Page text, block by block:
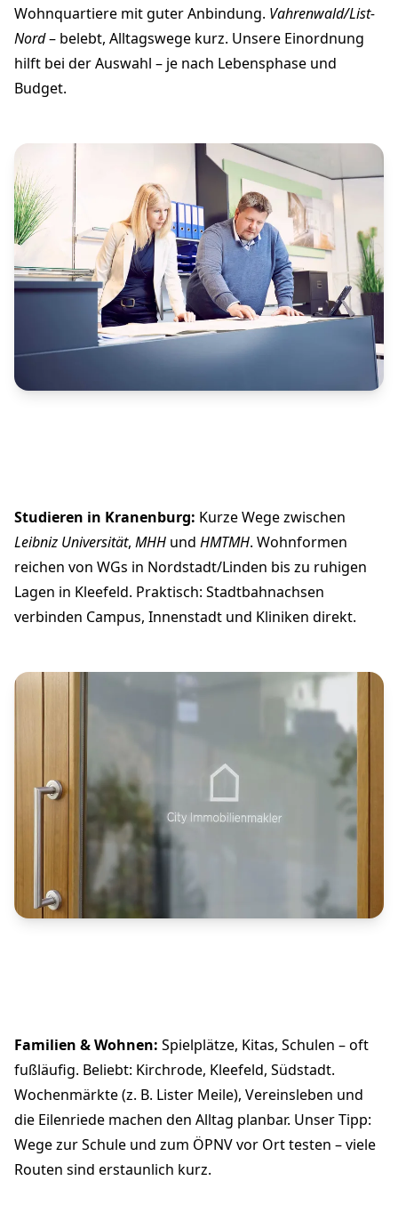
Wohnquartiere mit guter Anbindung. Vahrenwald/List-
Nord– belebt, Alltagswege kurz. Unsere Einordnung
hilft bei der Auswahl – je nach Lebensphase und
Budget.
Studieren in Kranenburg: Kurze Wege zwischen
Leibniz Universität, MHH und HMTMH. Wohnformen
reichen von WGs in Nordstadt/Linden bis zu ruhigen
Lagen in Kleefeld. Praktisch: Stadtbahnachsen
verbinden Campus, Innenstadt und Kliniken direkt.
Familien & Wohnen: Spielplätze, Kitas, Schulen – oft
fußläufig. Beliebt: Kirchrode, Kleefeld, Südstadt.
Wochenmärkte (z. B. Lister Meile), Vereinsleben und
die Eilenriede machen den Alltag planbar. Unser Tipp:
Wege zur Schule und zum ÖPNV vor Ort testen – viele
Routen sind erstaunlich kurz.